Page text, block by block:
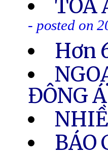
TÒA
- posted on
Hơn
ĐÔNG Á
BÁO